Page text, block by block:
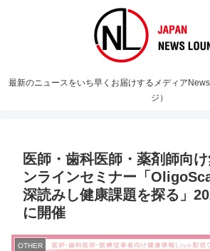
最新のニュースをいち早くお届けするメディア
ジ）
医師・歯科医師・薬剤師向
ンラインセミナー「
深読みし健康課題を探る」
に開催
OTHER